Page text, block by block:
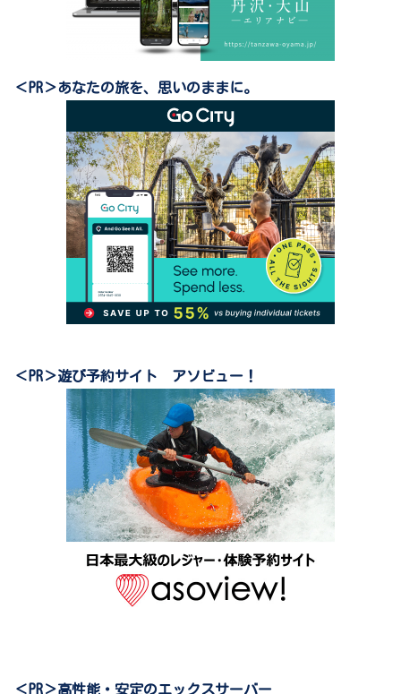
＜PR＞あなたの旅を、思いのままに。
＜PR＞遊び予約サイト アソビュー！
＜PR＞高性能・安定のエックスサーバー